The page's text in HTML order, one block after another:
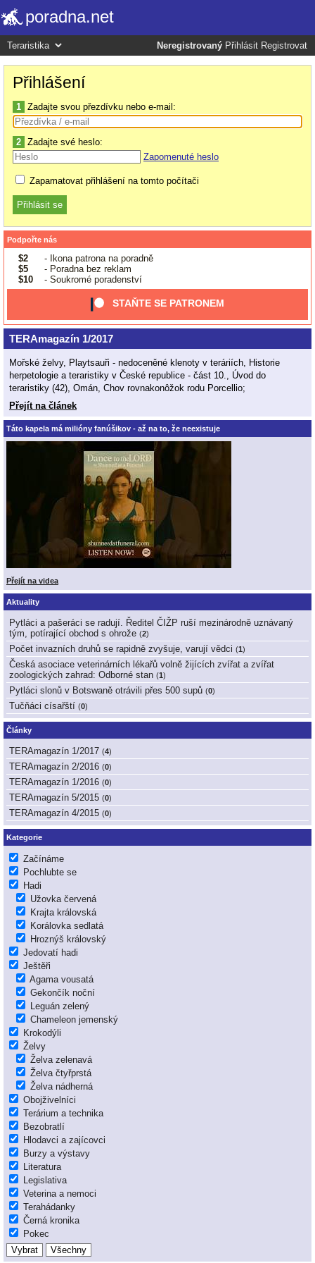
poradna.net
Neregistrovaný Přihlásit Registrovat
Přihlášení
1 Zadajte svou přezdívku nebo e-mail:
2 Zadajte své heslo:
Zapomenuté heslo
Zapamatovat přihlášení na tomto počítači
Podpořte nás
$2
- Ikona patrona na poradně
$5
- Poradna bez reklam
$10
- Soukromé poradenství
STAŇTE SE PATRONEM
TERAmagazín 1/2017
Mořské želvy, Playtsauři - nedoceněné klenoty v teráriích, Historie
herpetologie a teraristiky v České republice - část 10., Úvod do
teraristiky (42), Omán, Chov rovnakonôžok rodu Porcellio;
Přejít na článek
Táto kapela má milióny fanúšikov - až na to, že neexistuje
Přejít na videa
Aktuality
Pytláci a pašeráci se radují. Ředitel ČIŽP ruší mezinárodně uznávaný
tým, potírající obchod s ohrože (2)
Počet invazních druhů se rapidně zvyšuje, varují vědci (1)
Česká asociace veterinárních lékařů volně žijících zvířat a zvířat
zoologických zahrad: Odborné stan (1)
Pytláci slonů v Botswaně otrávili přes 500 supů (0)
Tučňáci císařští (0)
Články
TERAmagazín 1/2017 (4)
TERAmagazín 2/2016 (0)
TERAmagazín 1/2016 (0)
TERAmagazín 5/2015 (0)
TERAmagazín 4/2015 (0)
Kategorie
Začínáme
Pochlubte se
Hadi
Užovka červená
Krajta královská
Korálovka sedlatá
Hroznýš královský
Jedovatí hadi
Ještěři
Agama vousatá
Gekončík noční
Leguán zelený
Chameleon jemenský
Krokodýli
Želvy
Želva zelenavá
Želva čtyřprstá
Želva nádherná
Obojživelníci
Terárium a technika
Bezobratlí
Hlodavci a zajícovci
Burzy a výstavy
Literatura
Legislativa
Veterina a nemoci
Terahádanky
Černá kronika
Pokec